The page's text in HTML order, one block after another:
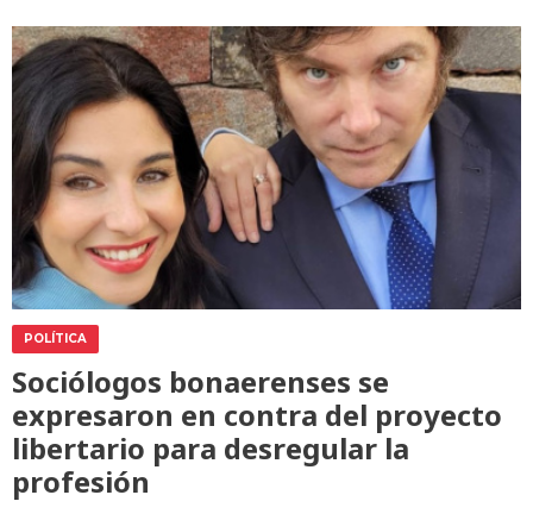
POLÍTICA
Sociólogos bonaerenses se
expresaron en contra del proyecto
libertario para desregular la
profesión